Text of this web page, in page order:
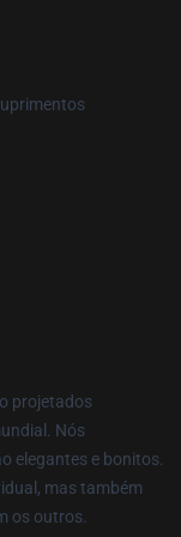
projetados
Nós
elegantes e bonitos.
mas também
os outros.